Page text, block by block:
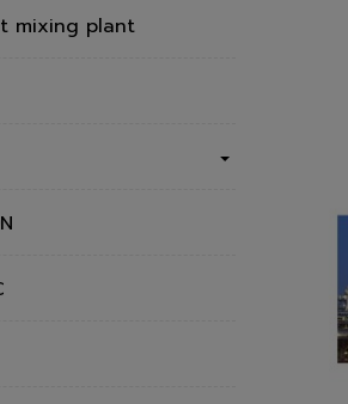
mixing plant